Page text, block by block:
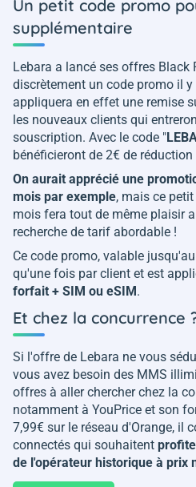
Un petit code promo
supplémentaire
Lebara a lancé ses offres Black
discrètement un code promo il y
appliquera en effet une remise
les nouveaux clients qui
souscription. Avec le code "
bénéficieront de 2€ de réduction
On aurait apprécié une
mois par exemple, mais ce
mois fera tout de même plaisir
recherche de tarif abordable !
Ce code promo, valable
qu'une fois par client et est
forfait + SIM ou eSIM .
Et chez la concurrence
Si l'offre de Lebara ne vous
vous avez besoin des MMS
offres à aller chercher chez la
notamment à YouPrice et son
7,99€ sur le réseau d'Orange, il
connectés qui souhaitent
de l'opérateur historique à prix